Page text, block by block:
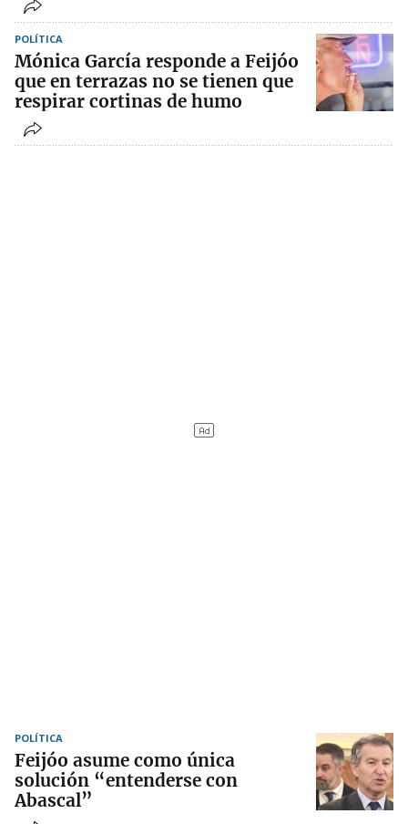
POLÍTICA
Mónica García responde a Feijóo
que en terrazas no se tienen que
respirar cortinas de humo
POLÍTICA
Feijóo asume como única
solución “entenderse con
Abascal”